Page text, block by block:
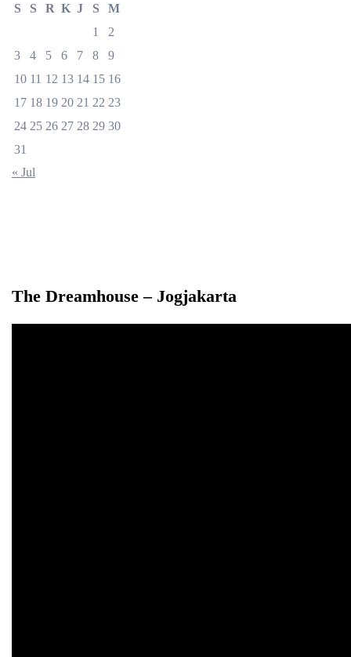
S S R K J S
M
1
2
3
4 5 6 7 8
9
10 11 12 13 14 15 16
17 18 19 20 21 22 23
24 25 26 27 28 29 30
31
« Jul
The Dreamhouse – Jogjakarta